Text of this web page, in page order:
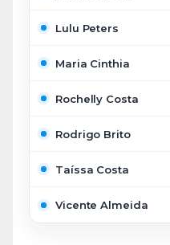
Lulu Peters
Maria Cinthia
Rochelly Costa
Rodrigo Brito
Taíssa Costa
Vicente Almeida